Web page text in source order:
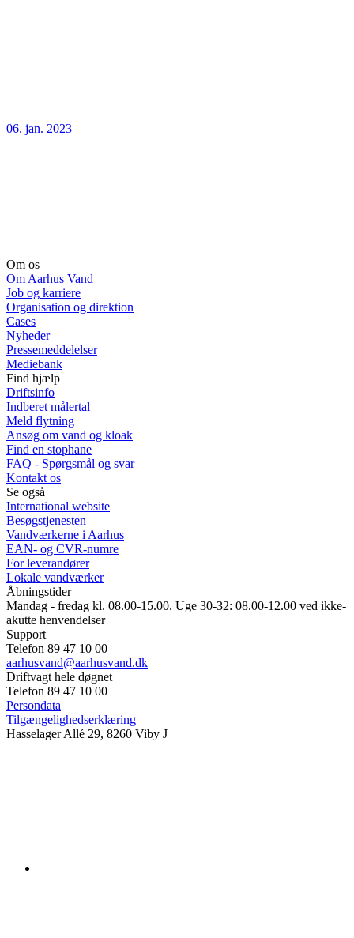
06. jan. 2023
Om os
Om Aarhus Vand
Job og karriere
Organisation og direktion
Cases
Nyheder
Pressemeddelelser
Mediebank
Find hjælp
Driftsinfo
Indberet målertal
Meld flytning
Ansøg om vand og kloak
Find en stophane
FAQ - Spørgsmål og svar
Kontakt os
Se også
International website
Besøgstjenesten
Vandværkerne i Aarhus
EAN- og CVR-numre
For leverandører
Lokale vandværker
Åbningstider
Mandag - fredag kl. 08.00-15.00. Uge 30-32: 08.00-12.00 ved ikke-
akutte henvendelser
Support
Telefon 89 47 10 00
aarhusvand@aarhusvand.dk
Driftvagt hele døgnet
Telefon 89 47 10 00
Persondata
Tilgængelighedserklæring
Hasselager Allé 29, 8260 Viby J